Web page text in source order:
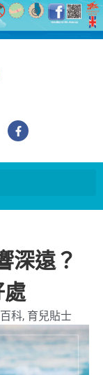
深遠？
處
科, 育兒貼士